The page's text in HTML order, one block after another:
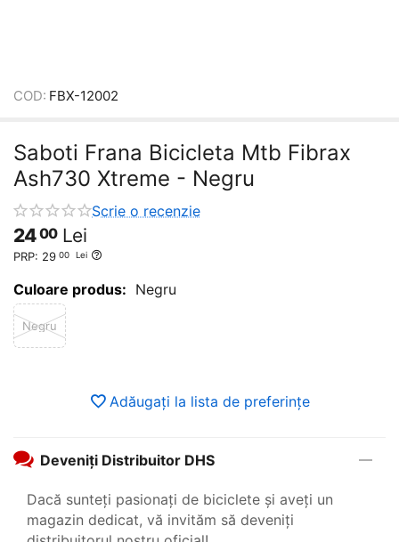
COD: FBX-12002
Saboti Frana Bicicleta Mtb Fibrax
Ash730 Xtreme - Negru
Scrie o recenzie
2400 Lei
PRP: 29 00 Lei
Culoare produs: Negru
Negru
Adăugați la lista de preferințe
Deveniți Distribuitor DHS
Dacă sunteți pasionați de biciclete și aveți un
magazin dedicat, vă invităm să deveniți